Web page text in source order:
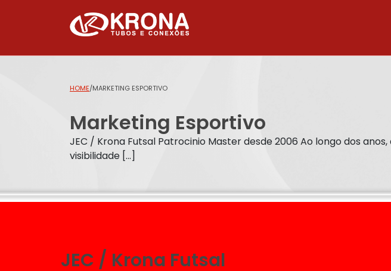
HOME/MARKETING ESPORTIVO
Marketing Esportivo
JEC / Krona Futsal Patrocinio Master desde 2006 Ao longo dos
visibilidade [...]
JEC / Krona Futsal